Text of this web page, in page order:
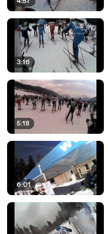
3:16
5:18
6:01